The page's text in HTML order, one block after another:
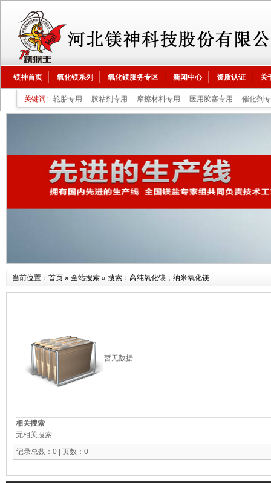
镁神首页 氧化镁系列 氧化镁服务专区 新闻中心 资质认证 关
关键词: 轮胎专用 胶粘剂专用 摩擦材料专用 医用胶塞专用 催化剂
当前位置： 首页 » 全站搜索 » 搜索：高纯氧化镁，纳米氧化镁
暂无数据
相关搜索
无相关搜索
记录总数：0 | 页数：0